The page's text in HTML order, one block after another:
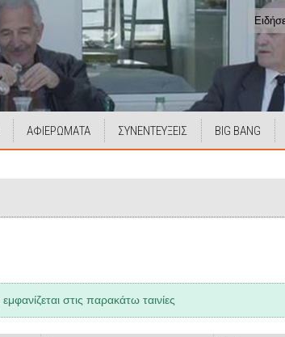
ΑΦΙΕΡΩΜΑΤΑ ΣΥΝΕΝΤΕΥΞΕΙΣ BIG BANG
εμφανίζεται στις παρακάτω ταινίες